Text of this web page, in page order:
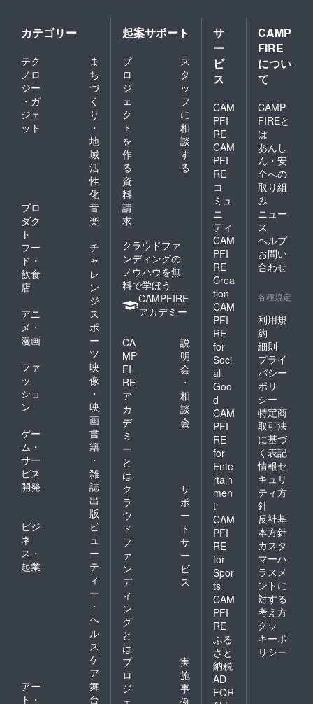
ンライ
ン参加
合） ※
当日ま
での準
等につ
いて
は、
メール
等でご
連絡さ
せてい
ただき
ます。
※会場へ
の交通
費や滞
在費は
ご自身
でご負
担をお
ます。
チケッ
トと同
時に
「出演
チケッ
ト」の
なりま
す。 ・
日時：
10月8日
（日）
（出演
時間は
別途調
整して
メール
等でご
連絡い
たしま
す） ・
内容：
度の持
ち時間
の間に
ヨシタ
ケがギ
ターの
伴奏を2
曲 ・場
所：隅
田川テ
ラス
（リア
ル参加
の場
合）ま
たは、
ご自宅
等（オ
ンライ
ン参加
の場
合） ※
音楽ス
タジオ
等、リ
ハーサ
ルする
場所の
会場代
がある
場合
は、別
途お支
払いい
名前と
メッ
セージ
の内容
につい
ては、
メール
連絡し
ますの
でお聞
かせく
ださ
い。
カテゴリー
テク
ノロ
ジー
・ガ
ジェ
ット
ま
ち
づ
く
り
・
地
域
活
性
化
プロ
ダク
ト
音
楽
フー
ド・
飲食
店
チ
ャ
レ
ン
ジ
アニ
メ・
漫画
ス
ポ
ー
ツ
ファ
ッ
ショ
ン
映
像
・
映
画
ゲー
ム・
サー
ビス
開発
書
籍
・
雑
誌
出
版
ビジ
ネ
ス・
起業
ビ
ュ
ー
テ
ィ
ー
・
ヘ
ル
ス
ケ
ア
アー
ト・
舞
台
起案サポート
プ
ロ
ジ
ェ
ク
ト
を
作
る
ス
タ
ッ
フ
に
相
談
す
る
資
料
請
求
クラウドファ
ンディングの
ノウハウを無
料で学ぼう
CAMPFIRE
アカデミー
CA
MP
FI
RE
ア
カ
デ
ミ
ー
と
は
説
明
会
・
相
談
会
ク
ラ
ウ
ド
フ
ァ
ン
デ
ィ
ン
グ
と
は
サ
ポ
ー
ト
サ
ー
ビ
ス
プ
ロ
ジ
ェ
実
施
事
例
サ
ー
ビ
ス
CAM
PFI
RE
CAM
PFI
RE
コ
ミュ
ニ
ティ
CAM
PFI
RE
Crea
tion
CAM
PFI
RE
for
Soci
al
Goo
d
CAM
PFI
RE
for
Ente
rtain
men
t
CAM
PFI
RE
for
Spor
ts
CAM
PFI
RE
ふる
さと
納税
AD
FOR
CAMP
FIRE
につい
て
CAMP
FIREと
は
あんし
ん・安
全への
取り組
み
ニュー
ス
ヘルプ
お問い
合わせ
各種規定
利用規
約
細則
プライ
バシー
ポリ
シー
特定商
取引法
に基づ
く表記
情報セ
キュリ
ティ方
針
反社基
本方針
カスタ
マーハ
ラスメ
ントに
対する
考え方
クッ
キーポ
リシー